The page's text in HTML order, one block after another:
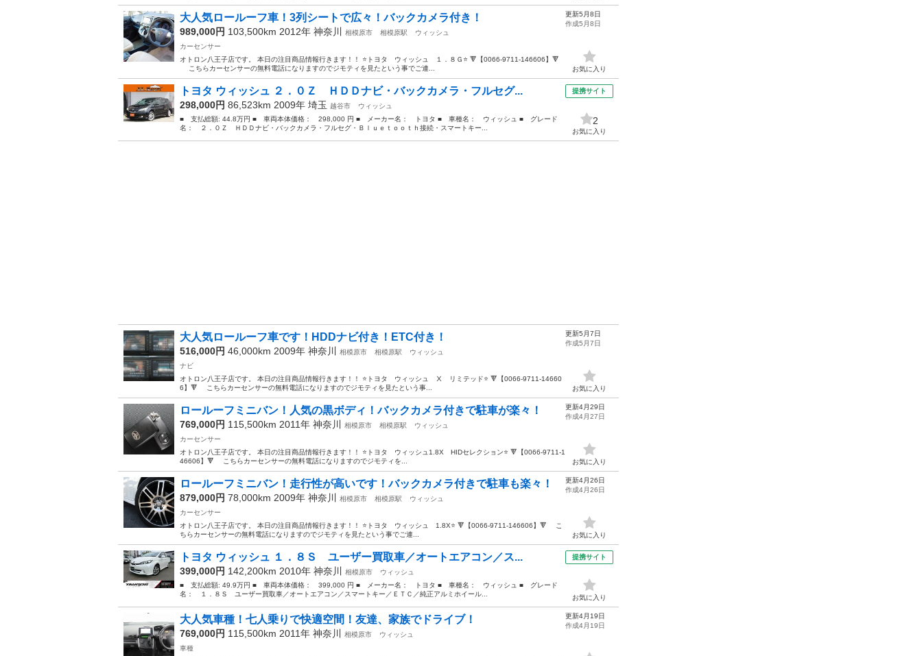
大人気ロールーフ車！3列シートで広々！バックカメラ付き！
989,000円 103,500km 2012年 神奈川 相模原市 相模原駅
ウィッシュ
カーセンサー
オトロン八王子店です。 本日の注目商品情報行きます！！ ⭐️トヨタ ウィッシュ １．８Ｇ⭐️ 🔻【0066-9711-146606】🔻
こちらカーセンサーの無料電話になりますのでジモティを見たという事でご連...
更新5月8日
作成5月8日
お気に入り
トヨタ ウィッシュ ２．０Ｚ ＨＤＤナビ・バックカメラ・フルセグ...
298,000円 86,523km 2009年 埼玉 越谷市
ウィッシュ
■ 支払総額: 44.8万円 ■ 車両本体価格： 298,000 円 ■ メーカー名： トヨタ ■ 車種名： ウィッシュ ■ グレード
名： ２．０Ｚ ＨＤＤナビ・バックカメラ・フルセグ・Ｂｌｕｅｔｏｏｔｈ接続・スマートキー...
提携サイト
2
お気に入り
大人気ロールーフ車です！HDDナビ付き！ETC付き！
516,000円 46,000km 2009年 神奈川 相模原市 相模原駅
ウィッシュ
ナビ
オトロン八王子店です。 本日の注目商品情報行きます！！ ⭐️トヨタ ウィッシュ Ⅹ リミテッド⭐️ 🔻【0066-9711-14660
6】🔻 こちらカーセンサーの無料電話になりますのでジモティを見たという事...
更新5月7日
作成5月7日
お気に入り
ロールーフミニバン！人気の黒ボディ！バックカメラ付きで駐車が楽々！
769,000円 115,500km 2011年 神奈川 相模原市 相模原駅
ウィッシュ
カーセンサー
オトロン八王子店です。 本日の注目商品情報行きます！！ ⭐️トヨタ ウィッシュ1.8X HIDセレクション⭐️ 🔻【0066-9711-1
46606】🔻 こちらカーセンサーの無料電話になりますのでジモティを...
更新4月29日
作成4月27日
お気に入り
ロールーフミニバン！走行性が高いです！バックカメラ付きで駐車も楽々！
879,000円 78,000km 2009年 神奈川 相模原市 相模原駅
ウィッシュ
カーセンサー
オトロン八王子店です。 本日の注目商品情報行きます！！ ⭐️トヨタ ウィッシュ 1.8X⭐️ 🔻【0066-9711-146606】🔻 こ
ちらカーセンサーの無料電話になりますのでジモティを見たという事でご連...
更新4月26日
作成4月26日
お気に入り
トヨタ ウィッシュ １．８Ｓ ユーザー買取車／オートエアコン／ス...
399,000円 142,200km 2010年 神奈川 相模原市
ウィッシュ
■ 支払総額: 49.9万円 ■ 車両本体価格： 399,000 円 ■ メーカー名： トヨタ ■ 車種名： ウィッシュ ■ グレード
名： １．８Ｓ ユーザー買取車／オートエアコン／スマートキー／ＥＴＣ／純正アルミホイール...
提携サイト
お気に入り
大人気車種！七人乗りで快適空間！友達、家族でドライブ！
769,000円 115,500km 2011年 神奈川 相模原市
ウィッシュ
車種
更新4月19日
作成4月19日